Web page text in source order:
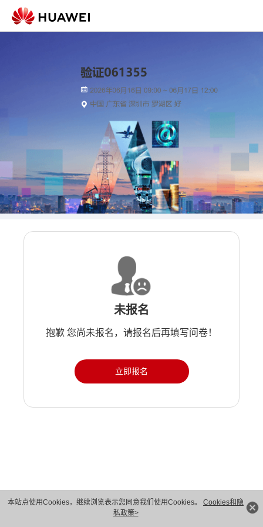
本站点使用Cookies，继续浏览表示您同意我们使用Cookies。 Cookies和隐
私政策>
未报名
抱歉 您尚未报名，请报名后再填写问卷！
立即报名
版权所有 © 华为技术有限公司 1998-2026。 保留一切权利。粤A2-20044005号
隐私保护
法律声明